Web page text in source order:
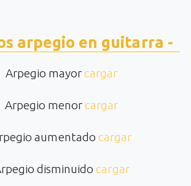
arpegio en guitarra -
Arpegio mayorcargar
Arpegio menorcargar
aumentado cargar
disminuidocargar